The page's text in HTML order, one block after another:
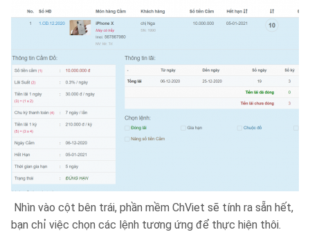
Nhìn vào cột bên trái, phần mềm ChViet sẽ tính ra sẵn hết,
bạn chỉ việc chọn các lệnh tương ứng để thực hiện thôi.